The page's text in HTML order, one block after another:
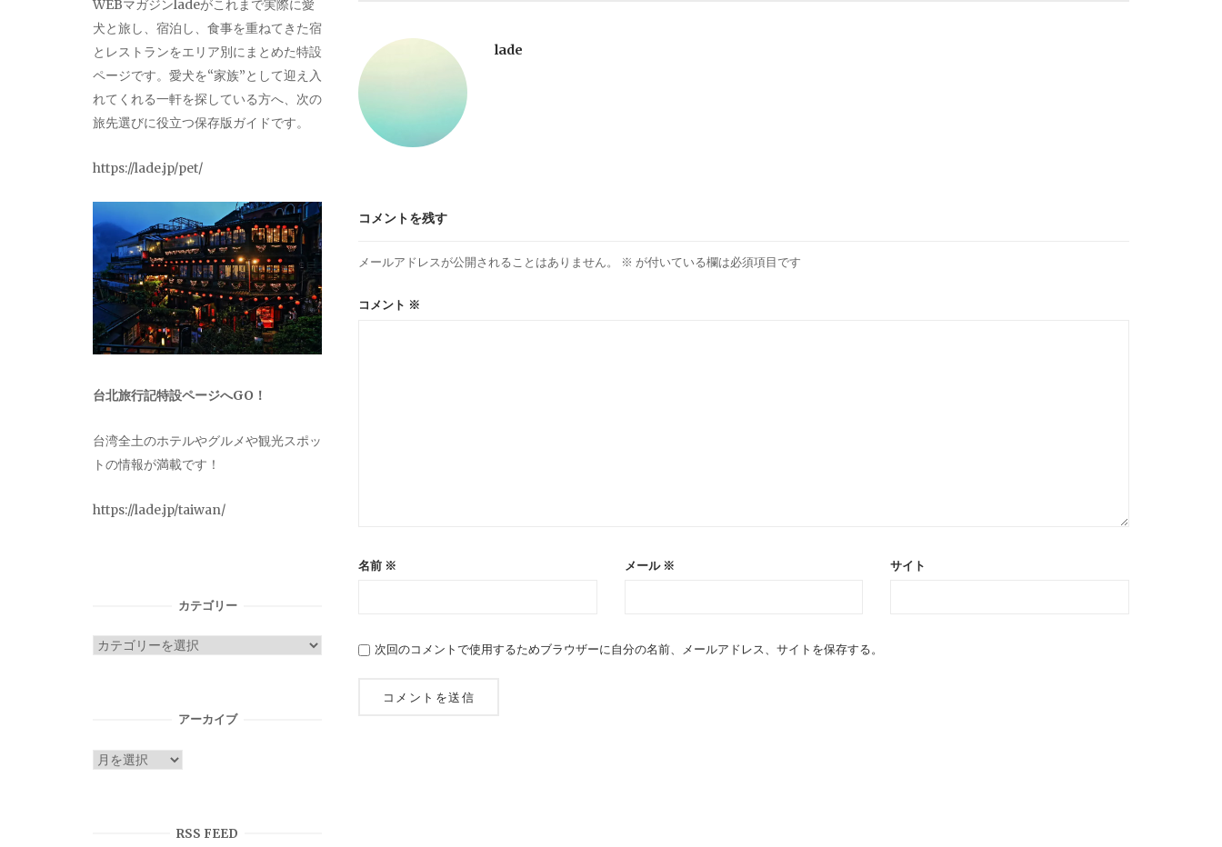
ゲ
ー
シ
ン
lade
コメントを残す
メールアドレスが公開されることはありません。 ※ が付いている欄は必須項目です
コメント ※
名前 ※ メール ※ サイト
次回のコメントで使用するためブラウザーに自分の名前、メールアドレス、サイトを保存する。
WEBマガジンladeがこれまで実際に愛
犬と旅し、宿泊し、食事を重ねてきた宿
とレストランをエリア別にまとめた特設
ページです。愛犬を“家族”として迎え入
れてくれる一軒を探している方へ、次の
旅先選びに役立つ保存版ガイドです。
https://lade.jp/pet/
台北旅行記特設ページへGO！
台湾全土のホテルやグルメや観光スポッ
トの情報が満載です！
https://lade.jp/taiwan/
カテゴリー
カ
アーカイブ
ア
RSS FEED